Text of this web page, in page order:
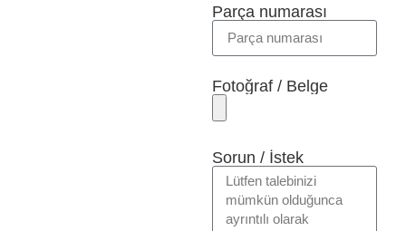
Parça numarası
Fotoğraf / Belge
Sorun / İstek